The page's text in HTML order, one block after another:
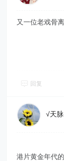
又一位老戏骨
回复
√天
港片黄金年代